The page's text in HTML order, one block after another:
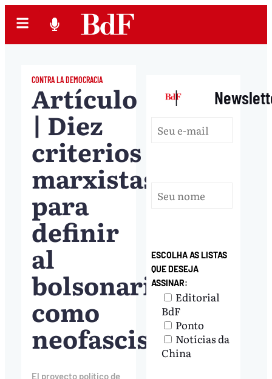
CONTRA LA DEMOCRACIA
Artículo
| Diez
criterios
marxistas
para
definir
al
bolsonarismo
como
neofascista
El proyecto político de
|
ESCOLHA AS LISTAS
QUE DESEJA
ASSINAR:
Editorial
BdF
Ponto
Notícias da
China